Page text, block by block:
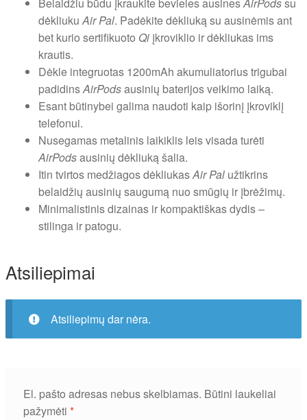
dėkliukuAir Pal. Padėkite dėkliuką su ausinėmis ant
bet kurio sertifikuoto Qi įkroviklio ir dėkliukas ims
krautis.
Dėkle integruotas 1200mAh akumuliatorius trigubai
padidinsAirPodsausinių baterijos veikimo laiką.
Esant būtinybei galima naudoti kaip išorinį įkroviklį
telefonui.
Nusegamas metalinis laikiklis leis visada turėti
AirPodsausinių dėkliuką šalia.
Itin tvirtos medžiagos dėkliukasAir Pal užtikrins
belaidžių ausinių saugumą nuo smūgių ir įbrėžimų.
Minimalistinis dizainas ir kompaktiškas dydis –
stilinga ir patogu.
Atsiliepimai
Atsiliepimų dar nėra.
El. pašto adresas nebus skelbiamas. Būtini laukeliai
pažymėti *